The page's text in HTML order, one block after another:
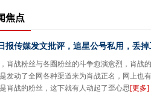
焦点
报传媒发文批评，追星公号私用，丢掉
肖战粉丝与各圈粉丝的斗争愈演愈烈，肖战
发动了全网各种渠道来为肖战正名，网上也
肖战的粉丝，这下就有人动起了歪心思[更多]